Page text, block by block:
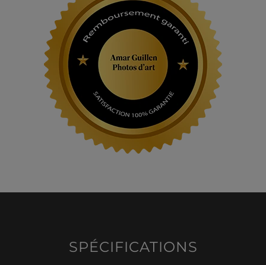
SPÉCIFICATIONS